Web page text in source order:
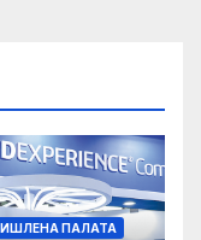
ПАЛАТА